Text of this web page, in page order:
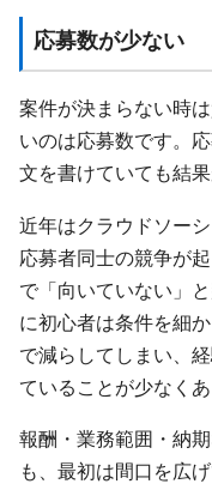
応募数が少ない
案件が決まらない時
いのは応募数です。
文を書けていても結
近年はクラウドソー
応募者同士の競争が
で「向いていない」
に初心者は条件を細
で減らしてしまい、
ていることが少なくあ
報酬・業務範囲・納
も、最初は間口を広